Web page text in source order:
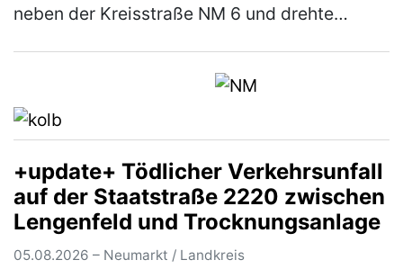
neben der Kreisstraße NM 6 und drehte
+update+ Tödlicher Verkehrsunfall
auf der Staatstraße 2220 zwischen
Lengenfeld und Trocknungsanlage
05.08.2026 – Neumarkt / Landkreis